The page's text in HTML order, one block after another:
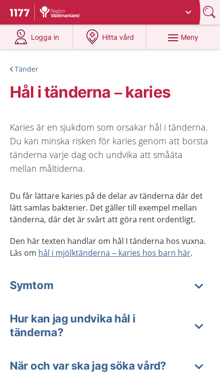
Till startsidan för 1177
Du har valt region
Logga in
på 1177.se
Hitta vård
på 1177.se
Meny
Tänder
Hål i tänderna – karies
Karies är en sjukdom som orsakar hål i tänderna.
Du kan minska risken för karies genom att borsta
tänderna varje dag och undvika att småäta
mellan måltiderna.
Du får lättare karies på de delar av tänderna där det
lätt samlas bakterier. Det gäller till exempel mellan
tänderna, där det är svårt att göra rent ordentligt.
Den här texten handlar om hål I tänderna hos vuxna.
Läs om hål i mjölktänderna – karies hos barn här.
Symtom
Hur kan jag undvika hål i
tänderna?
När och var ska jag söka vård?